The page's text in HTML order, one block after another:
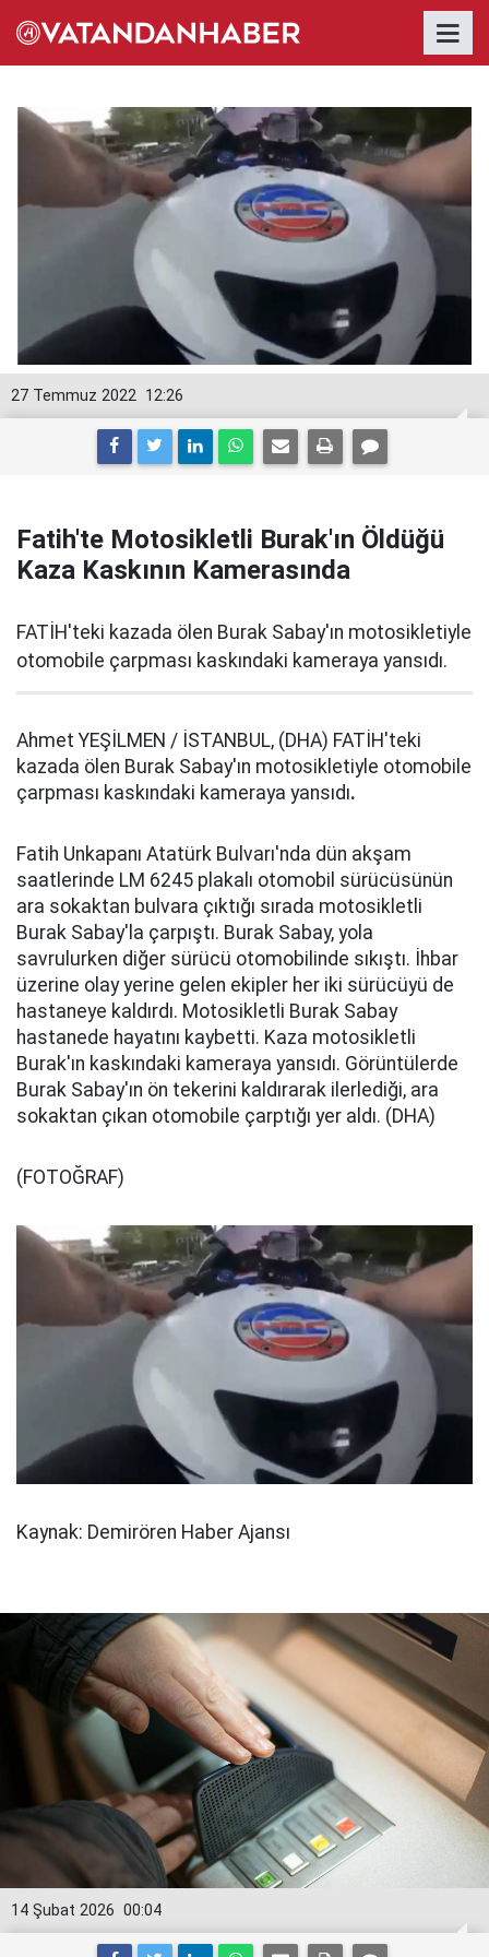
12:26
27 Temmuz 2022
Fatih'te Motosikletli Burak'ın Öldüğü
Kaza Kaskının Kamerasında
FATİH'teki kazada ölen Burak Sabay'ın motosikletiyle
otomobile çarpması kaskındaki kameraya yansıdı.
Ahmet YEŞİLMEN / İSTANBUL, (DHA) FATİH'teki
kazada ölen Burak Sabay'ın motosikletiyle otomobile
çarpması kaskındaki kameraya yansıdı.
Fatih Unkapanı Atatürk Bulvarı'nda dün akşam
saatlerinde LM 6245 plakalı otomobil sürücüsünün
ara sokaktan bulvara çıktığı sırada motosikletli
Burak Sabay'la çarpıştı. Burak Sabay, yola
savrulurken diğer sürücü otomobilinde sıkıştı. İhbar
üzerine olay yerine gelen ekipler her iki sürücüyü de
hastaneye kaldırdı. Motosikletli Burak Sabay
hastanede hayatını kaybetti. Kaza motosikletli
Burak'ın kaskındaki kameraya yansıdı. Görüntülerde
Burak Sabay'ın ön tekerini kaldırarak ilerlediği, ara
sokaktan çıkan otomobile çarptığı yer aldı. (DHA)
(FOTOĞRAF)
Kaynak: Demirören Haber Ajansı
00:04
14 Şubat 2026